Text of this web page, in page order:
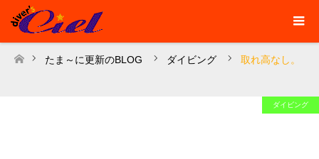
ホーム
たま～に更新のBLOG ダイビング 取れ高なし。
ダイビング